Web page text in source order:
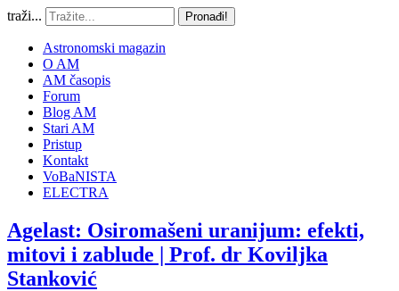
traži... Pronađi!
Astronomski magazin
O AM
AM časopis
Forum
Blog AM
Stari AM
Pristup
Kontakt
VoBaNISTA
ELECTRA
Agelast: Osiromašeni uranijum: efekti,
mitovi i zablude | Prof. dr Koviljka
Stanković